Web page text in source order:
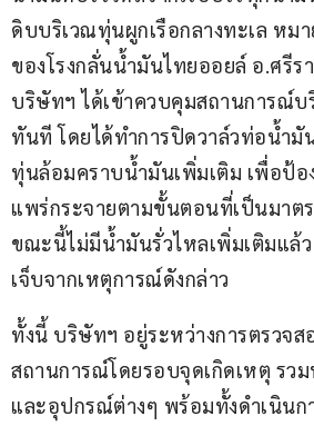
ดิบบริเวณทุ่นผูกเรือกลางทะเล หมา
ของโรงกลั่นน้ำมันไทยออยล์ อ.ศรีร
บริษัทฯ ได้เข้าควบคุมสถานการณ์บ
ทันที โดยได้ทำการปิดวาล์วท่อน้ำ
ทุ่นล้อมคราบน้ำมันเพิ่มเติม เพื่อป้อ
แพร่กระจายตามขั้นตอนที่เป็นมาต
ขณะนี้ไม่มีน้ำมันรั่วไหลเพิ่มเติมแล้
เจ็บจากเหตุการณ์ดังกล่าว
ทั้งนี้ บริษัทฯ อยู่ระหว่างการตรวจ
สถานการณ์โดยรอบจุดเกิดเหตุ รวม
และอุปกรณ์ต่างๆ พร้อมทั้งดำเนิน